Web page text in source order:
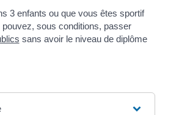
3 enfants ou que vous êtes sportif
sous conditions, passer
sans avoir le niveau de diplôme